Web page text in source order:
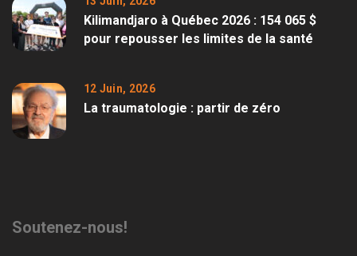
Kilimandjaro à Québec 2026 : 154 065 $
pour repousser les limites de la santé
12 Juin, 2026
La traumatologie : partir de zéro
Soutenez-nous!